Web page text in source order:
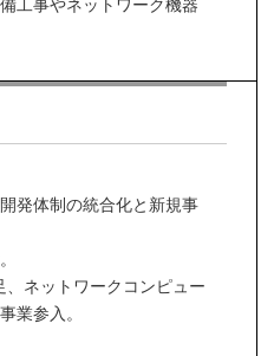
工事やネットワーク機器
発体制の統合化と新規事
ネットワークコンピュー
業参入。